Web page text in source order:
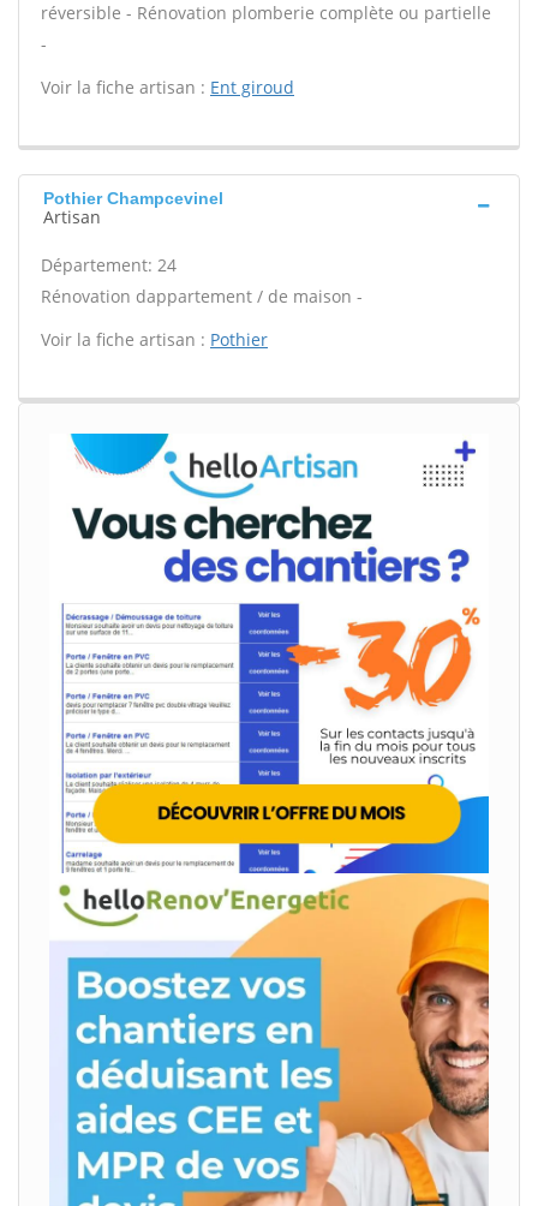
réversible - Rénovation plomberie complète ou partielle
-
Voir la fiche artisan : Ent giroud
Pothier Champcevinel
Artisan
Département: 24
Rénovation dappartement / de maison -
Voir la fiche artisan : Pothier